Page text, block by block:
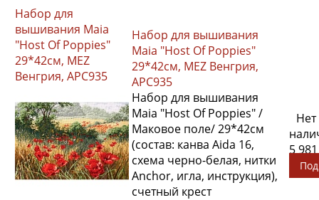
Набор для
вышивания Maia
"Host Of Poppies"
29*42см, MEZ
Венгрия, APC935
Набор для вышивания
Maia "Host Of Poppies"
29*42см, MEZ Венгрия,
APC935
Набор для вышивания
Maia "Host Of Poppies" /
Маковое поле/ 29*42см
(состав: канва Aida 16,
схема черно-белая, нитки
Anchor, игла, инструкция),
счетный крест
Нет
5